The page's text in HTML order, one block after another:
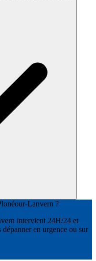
Lanvern ?
intervient 24H/24 et
en urgence ou sur